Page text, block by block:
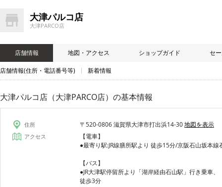
大津パルコ店
大津PARCO店
店舗情報 地図・アクセス ショップガイド セ
店舗情報(住所・電話番号等) 新着情報
大津パルコ店（大津PARCO店） の基本情報
住所 〒520-0806 滋賀県大津市打出浜14-30地図を表示
アクセス
【電車】
●最寄り駅:JR線膳所駅より 徒歩15分/京阪石山坂本
【バス】
●JR大津駅停留所より「湖岸経由石山駅」行き乗車
徒歩3分